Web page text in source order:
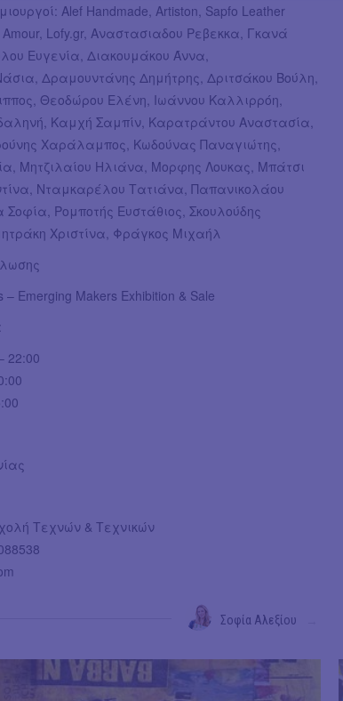
Alef Handmade, Artiston, Sapfo Leather
Amour, Lofy.gr, Αναστασιαδου Ρεβεκκα, Γκανά
Ευγενία, Διακουμάκου Άννα,
Δραμουντάνης Δημήτρης, Δριτσάκου Βούλη,
Θεοδώρου Ελένη, Ιωάννου Καλλιρρόη,
Καμχή Σαμπίν, Καρατράντου Αναστασία,
Χαράλαμπος, Κωδούνας Παναγιώτης,
Μητζιλαίου Ηλιάνα, Μορφης Λουκας, Μπάτσι
Νταμκαρέλου Τατιάνα, Παπανικολάου
Ρομποτής Ευστάθιος, Σκουλούδης
Χριστίνα, Φράγκος Μιχαήλ
– Emerging Makers Exhibition & Sale
22:00
Τεχνών & Τεχνικών
Σοφία Αλεξίου